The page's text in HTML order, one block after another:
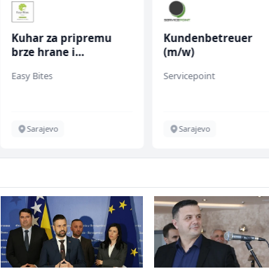
Kuhar za pripremu
brze hrane i
ž)
Easy Bites
Sarajevo
Kundenbetreuer
(m/w)
Servicepoint
Sarajevo